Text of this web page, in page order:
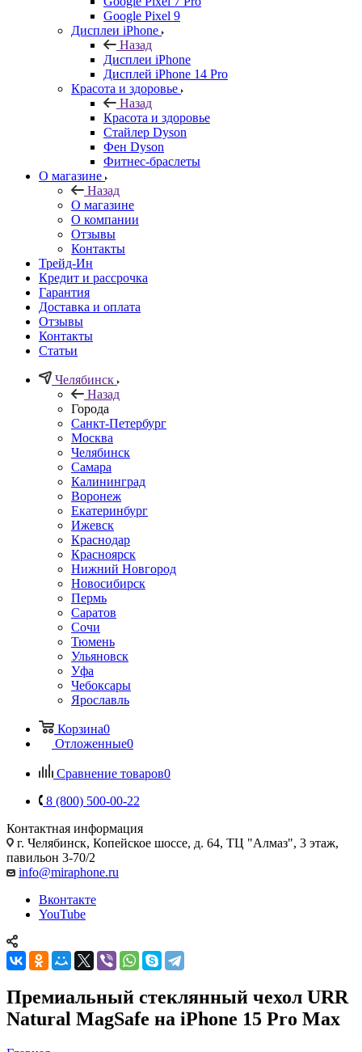
Google Pixel 9
Дисплеи iPhone
Назад
Дисплеи iPhone
Дисплей iPhone 14 Pro
Красота и здоровье
Назад
Красота и здоровье
Стайлер Dyson
Фен Dyson
Фитнес-браслеты
О магазине
Назад
О магазине
О компании
Отзывы
Контакты
Трейд-Ин
Кредит и рассрочка
Гарантия
Доставка и оплата
Отзывы
Контакты
Статьи
Челябинск
Назад
Города
Санкт-Петербург
Москва
Челябинск
Самара
Калининград
Воронеж
Екатеринбург
Ижевск
Краснодар
Красноярск
Нижний Новгород
Новосибирск
Пермь
Саратов
Сочи
Тюмень
Ульяновск
Уфа
Чебоксары
Ярославль
Корзина0
Отложенные0
Сравнение товаров0
8 (800) 500-00-22
Контактная информация
г. Челябинск, Копейское шоссе, д. 64, ТЦ "Алмаз", 3 этаж,
павильон 3-70/2
info@miraphone.ru
Вконтакте
YouTube
Премиальный стеклянный чехол URR
Natural MagSafe на iPhone 15 Pro Max